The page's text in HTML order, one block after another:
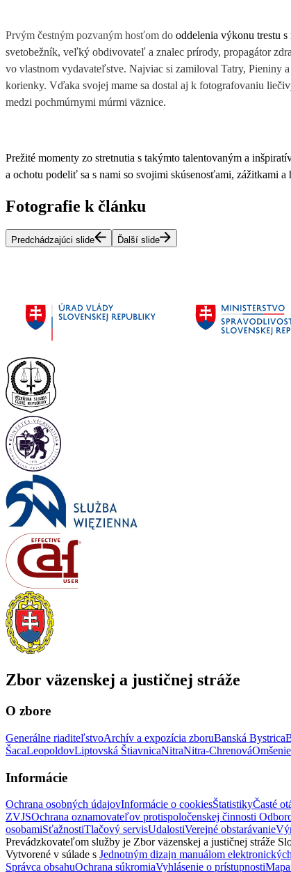
Prvým čestným pozvaným hosťom do oddelenia výkonu trestu
svetobežník, veľký obdivovateľ a znalec prírody, propagátor
vo vlastnom vydavateľstve. Najviac si zamiloval Tatry,
korienky. Vďaka svojej mame sa dostal aj k fotografovaniu
medzi pochmúrnymi múrmi väznice.
Prežité momenty zo stretnutia s takýmto talentovaným a
a ochotu podeliť sa s nami so svojimi skúsenosťami, zážitkami
Fotografie k článku
Predchádzajúci slide Ďalší slide
Zbor väzenskej a justičnej stráže
O zbore
Generálne riaditeľstvoArchív a expozícia zboruBanská Bystrica
ŠacaLeopoldovLiptovská ŠtiavnicaNitraNitra-ChrenováOmšenie
Informácie
Ochrana osobných údajovInformácie o cookiesŠtatistikyČasté
ZVJSOchrana oznamovateľov protispoločenskej činnosti
osobamiSťažnostiTlačový servisUdalostiVerejné obstarávanie
Prevádzkovateľom služby je Zbor väzenskej a justičnej stráže
Vytvorené v súlade s Jednotným dizajn manuálom
Správca obsahuOchrana súkromiaVyhlásenie o prístupnosti